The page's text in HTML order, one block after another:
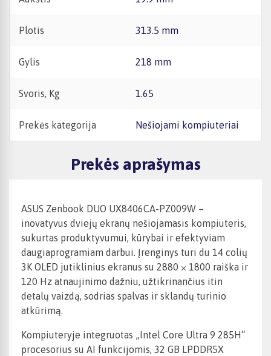
Plotis 313.5 mm
Gylis 218 mm
Svoris, Kg 1.65
Prekės kategorija Nešiojami kompiuteriai
Prekės aprašymas
ASUS Zenbook DUO UX8406CA-PZ009W –
inovatyvus dviejų ekranų nešiojamasis kompiuteris,
sukurtas produktyvumui, kūrybai ir efektyviam
daugiaprogramiam darbui. Įrenginys turi du 14 colių
3K OLED jutiklinius ekranus su 2880 × 1800 raiška ir
120 Hz atnaujinimo dažniu, užtikrinančius itin
detalų vaizdą, sodrias spalvas ir sklandų turinio
atkūrimą.
Kompiuteryje integruotas „Intel Core Ultra 9 285H“
procesorius su AI funkcijomis, 32 GB LPDDR5X